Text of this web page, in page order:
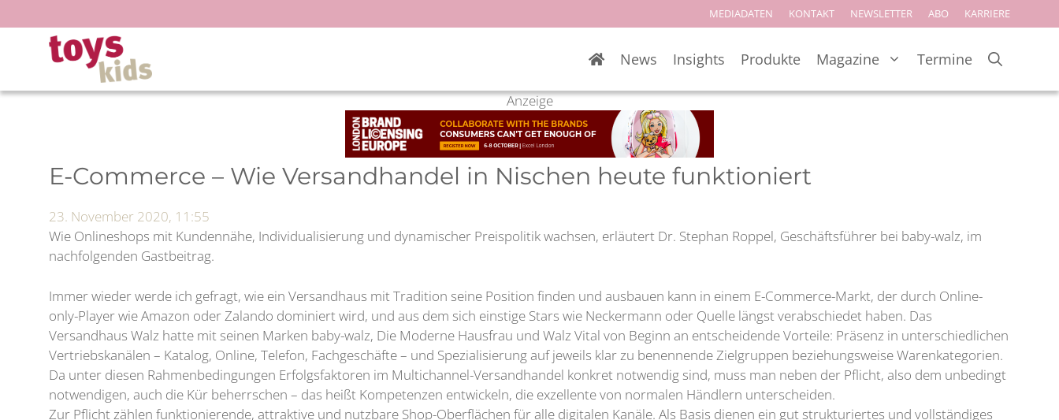
Inhalt
springen
MEDIADATEN KONTAKT NEWSLETTER ABO KARRIERE
News Insights Produkte Magazine Termine
Anzeige
E-Commerce – Wie Versandhandel in Nischen heute funktioniert
23. November 2020, 11:55
Wie Onlineshops mit Kundennähe, Individualisierung und dynamischer Preispolitik wachsen, erläutert Dr. Stephan Roppel, Geschäftsführer bei baby-walz, im
nachfolgenden Gastbeitrag.
Immer wieder werde ich gefragt, wie ein Versandhaus mit Tradition seine Position finden und ausbauen kann in einem E-Commerce-Markt, der durch Online-
only-Player wie Amazon oder Zalando dominiert wird, und aus dem sich einstige Stars wie Neckermann oder Quelle längst verabschiedet haben. Das
Versandhaus Walz hatte mit seinen Marken baby-walz, Die Moderne Hausfrau und Walz Vital von Beginn an entscheidende Vorteile: Präsenz in unterschiedlichen
Vertriebskanälen – Katalog, Online, Telefon, Fachgeschäfte – und Spezialisierung auf jeweils klar zu benennende Zielgruppen beziehungsweise Warenkategorien.
Da unter diesen Rahmenbedingungen Erfolgsfaktoren im Multichannel-Versandhandel konkret notwendig sind, muss man neben der Pflicht, also dem unbedingt
notwendigen, auch die Kür beherrschen – das heißt Kompetenzen entwickeln, die exzellente von normalen Händlern unterscheiden.
Zur Pflicht zählen funktionierende, attraktive und nutzbare Shop-Oberflächen für alle digitalen Kanäle. Als Basis dienen ein gut strukturiertes und vollständiges